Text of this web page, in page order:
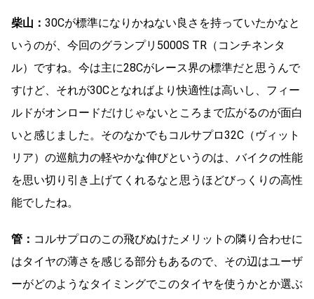
柴山： 30Cが標準になりかねない良さを持っていたかなと
いうのが、今回のグランプリ5000S TR（コンチネンタ
ル）ですね。今は主に28Cがレース界の標準だと思うんで
すけど、それが30Cとなればより快適性は高いし、フィー
ルドがオンロードだけじゃないところまで広がるのが面白
いと感じました。そのなかでもコルサプロ32C（ヴィット
リア）の巡航力の軽やかな伸びというのは、バイクの性能
を思い切り引き上げてくれるなと思うほどびっくりの高性
能でしたね。
管： コルサプロのこの飛びぬけたメリットの隣り合わせに
はタイヤの薄さを感じる部分もあるので、その辺はユーザ
ーがどのようなタイミングでこのタイヤを使うかとか選ぶ